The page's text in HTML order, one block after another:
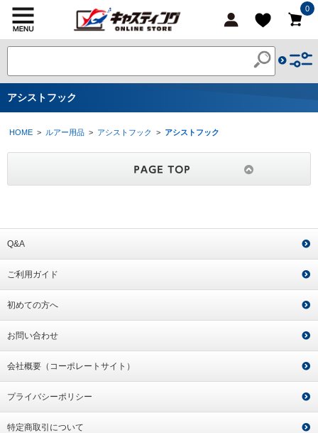
0
アシストフック
HOME > ルアー用品 > アシストフック > アシストフック
Q&A
ご利用ガイド
初めての方へ
お問い合わせ
会社概要（コーポレートサイト）
プライバシーポリシー
特定商取引について